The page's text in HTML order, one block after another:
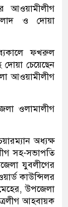
ও দোয়া
ফখরুল
চেয়েছেন
আওয়ামীলীগ
ওলামালীগ
অধ্যক্ষ
সহ-সভাপতি
যুবলীগের
কাউন্সিলর
উপজেলা
আহবায়ক